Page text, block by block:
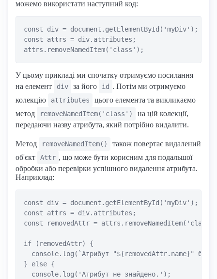
можемо використати наступний код:
const div = document.getElementById('myDiv');
const attrs = div.attributes;
У цьому прикладі ми спочатку отримуємо посилання
на елемент
div за його id . Потім ми отримуємо
колекцію
attributes
цього елемента та викликаємо
метод
removeNamedItem('class')
на цій колекції,
передаючи назву атрибута, який потрібно видалити.
Метод removeNamedItem()
також повертає видалений
об'єкт
Attr , що може бути корисним для подальшої
обробки або перевірки успішного видалення атрибута.
Наприклад:
const div = document.getElementById('myDiv');
const attrs = div.attributes;
const removedAttr =
if (removedAttr) {
console.log(`Атрибут "${removedAttr.name}" було
} else {
  console.log('Атрибут не знайдено.');